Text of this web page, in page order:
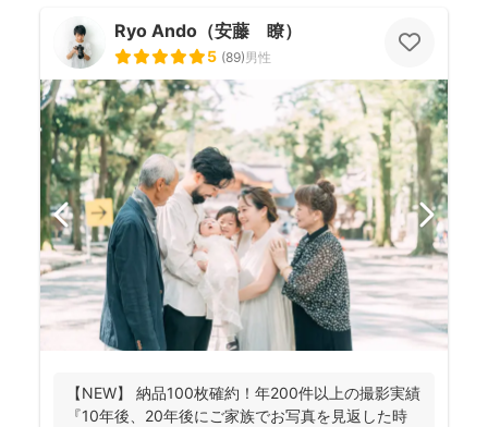
Ryo Ando（安藤 瞭）
5 (89)男性
【NEW】 納品100枚確約！年200件以上の撮影実績
『10年後、20年後にご家族でお写真を見返した時